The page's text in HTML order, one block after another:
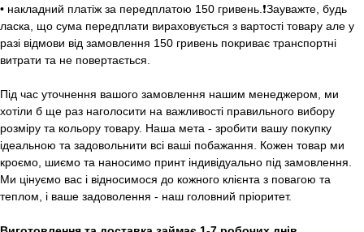
• накладний платіж за передплатою 150 гривень.❗️Зауважте, будь
ласка, що сума передплати вираховується з вартості товару але у
разі відмови від замовлення 150 гривень покриває транспортні
витрати та не повертається.
Під час уточнення вашого замовлення нашим менеджером, ми
хотіли б ще раз наголосити на важливості правильного вибору
розміру та кольору товару. Наша мета - зробити вашу покупку
ідеальною та задовольнити всі ваші побажання. Кожен товар ми
кроємо, шиємо та наносимо принт індивідуально під замовлення.
Ми цінуємо вас і відносимося до кожного клієнта з повагою та
теплом, і ваше задоволення - наш головний пріоритет.